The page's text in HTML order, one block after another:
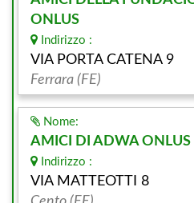
ONLUS
Indirizzo :
VIA PORTA CATENA 9
Ferrara (FE)
Nome:
AMICI DI ADWA ONLUS
Indirizzo :
VIA MATTEOTTI 8